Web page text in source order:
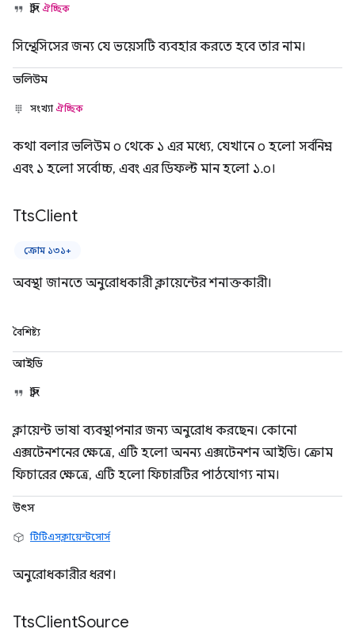
স্ট্রিং ঐচ্ছিক
সিন্থেসিসের জন্য যে ভয়েসটি ব্যবহার করতে হবে তার নাম।
ভলিউম
সংখ্যাঐচ্ছিক
কথা বলার ভলিউম ০ থেকে ১ এর মধ্যে, যেখানে ০ হলো সর্বনিম্ন
এবং ১ হলো সর্বোচ্চ, এবং এর ডিফল্ট মান হলো ১.০।
TtsClient
ক্রোম ১৩১+
অবস্থা জানতে অনুরোধকারী ক্লায়েন্টের শনাক্তকারী।
বৈশিষ্ট্য
আইডি
স্ট্রিং
ক্লায়েন্ট ভাষা ব্যবস্থাপনার জন্য অনুরোধ করছেন। কোনো
এক্সটেনশনের ক্ষেত্রে, এটি হলো অনন্য এক্সটেনশন আইডি। ক্রোম
ফিচারের ক্ষেত্রে, এটি হলো ফিচারটির পাঠযোগ্য নাম।
উৎস
টিটিএসক্লায়েন্টসোর্স
অনুরোধকারীর ধরণ।
TtsClientSource